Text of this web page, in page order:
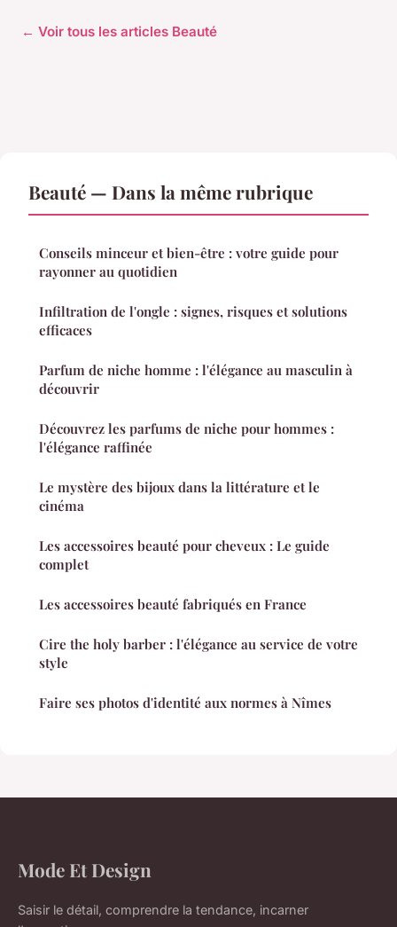
← Voir tous les articles Beauté
Beauté — Dans la même rubrique
Conseils minceur et bien-être : votre guide pour
rayonner au quotidien
Infiltration de l'ongle : signes, risques et solutions
efficaces
Parfum de niche homme : l'élégance au masculin à
découvrir
Découvrez les parfums de niche pour hommes :
l'élégance raffinée
Le mystère des bijoux dans la littérature et le
cinéma
Les accessoires beauté pour cheveux : Le guide
complet
Les accessoires beauté fabriqués en France
Cire the holy barber : l'élégance au service de votre
style
Faire ses photos d'identité aux normes à Nîmes
Mode Et Design
Saisir le détail, comprendre la tendance, incarner